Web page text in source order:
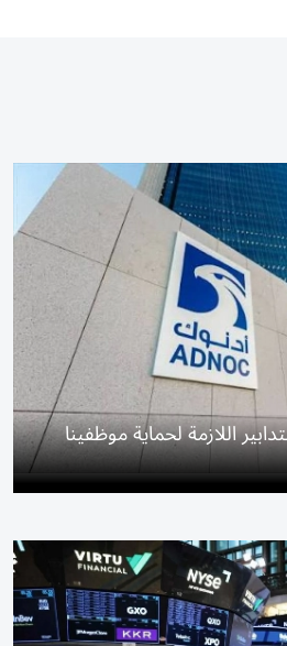
اللازمة لحماية موظفينا